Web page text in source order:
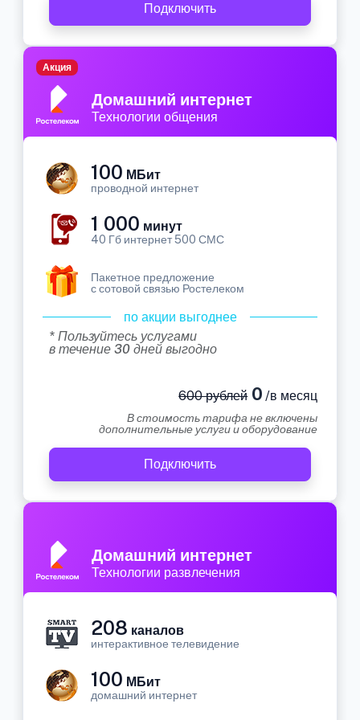
Подключить
Домашний интернет
Технологии общения
Акция
100 МБит
проводной интернет
1 000 минут
40 Гб интернет 500 СМС
Пакетное предложение
с сотовой связью Ростелеком
по акции выгоднее
* Пользуйтесь услугами
в течение 30 дней выгодно
600 рублей0 /в месяц
В стоимость тарифа не включены
дополнительные услуги и оборудование
Подключить
Домашний интернет
Технологии развлечения
208 каналов
интерактивное телевидение
100 МБит
домашний интернет